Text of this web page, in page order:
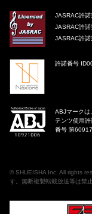
JASRAC許
JASRAC許
JASRAC許
許諾番号
ABJマークは
テンツ使用
番号 第
© SHUEISHA Inc. All rights
す。無断複製転載放送等は禁止